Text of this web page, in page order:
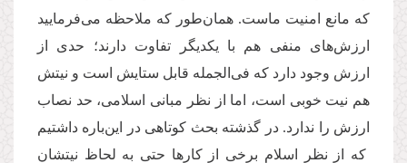
که مانع امنیت ماست. همان‌طور که ملاحظه می‌فرمایید
ارزش‌های منفی هم با یکدیگر تفاوت دارند؛ حدی از
ارزش وجود دارد که فی‌الجمله قابل ستایش است و نیتش
هم نیت خوبی است، اما از نظر مبانی اسلامی، حد نصاب
ارزش را ندارد. در گذشته بحث کوتاهی در این‌باره داشتیم
که از نظر اسلام برخی از کارها حتی به لحاظ نیتشان